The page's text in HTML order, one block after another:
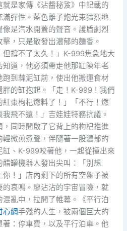
是家傳《沾醬秘笈》中記載的
滿彈性。藍色離子炮光束猛烈地
是汽水開蓋的聲音。護盾劇烈
，只是散發出濃郁的麵香。
但撐不了太久！」K-999焦急地大
道，他必須帶走他那缸陳年老
到蒜泥缸前，使出他搬運食材
的缸抱起。「走！K-999！我們
棗枸杞燃料了！」「不行！燃
飛不遠！」吉娃娃特務抗議。
同時開啟了它背上的枸杞推進
微煎煮聲，伴隨著一股濃郁的
、K-999咬著他，一起從撞出來
罐機器人發出尖叫：「別想
！」店內剩下的所有空盤子被
哀鳴。廖沾沾的宇宙冒險，就
亂中，拉開了帷幕。《平行泊
心網手殘的人生，被兩個巨大的
著：停車費，以及平行泊車。他